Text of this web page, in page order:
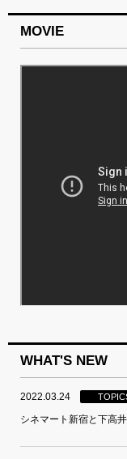
MOVIE
WHAT'S NEW
2022.03.24
シネマート新宿と下高